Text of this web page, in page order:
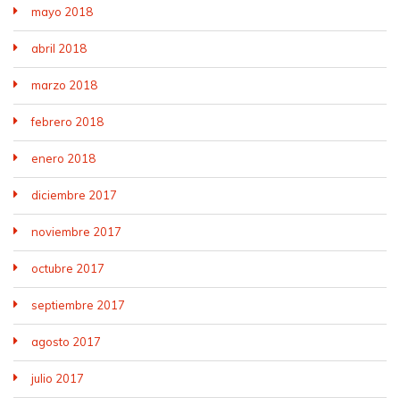
mayo 2018
abril 2018
marzo 2018
febrero 2018
enero 2018
diciembre 2017
noviembre 2017
octubre 2017
septiembre 2017
agosto 2017
julio 2017